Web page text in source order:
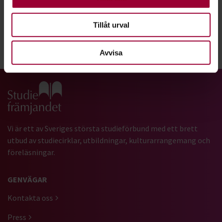
Tillåt urval
Avvisa
Läs om Alexej i tidningen Cirkeln
LinkedIn
Gå till studiefrämjandets startsida
Vi är ett av Sveriges största studieförbund med ett brett
utbud av studiecirklar, utbildningar, kulturarrangemang och
föreläsningar.
GENVÄGAR
Kontakta oss
Press